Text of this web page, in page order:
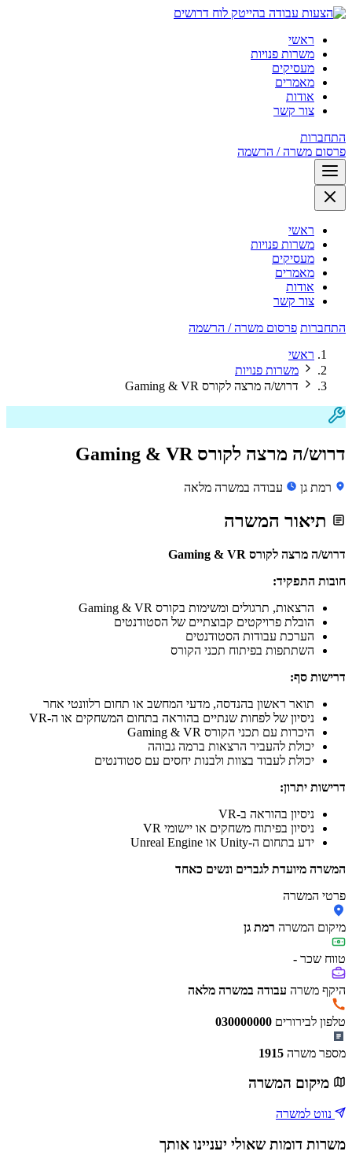
לוח דרושים
ראשי
משרות פנויות
מעסיקים
מאמרים
אודות
צור קשר
התחברות
פרסום משרה / הרשמה
ראשי
משרות פנויות
מעסיקים
מאמרים
אודות
צור קשר
התחברות פרסום משרה / הרשמה
ראשי
משרות פנויות
דרוש/ה מרצה לקורס Gaming & VR
דרוש/ה מרצה לקורס Gaming & VR
רמת גן עבודה במשרה מלאה
תיאור המשרה
דרוש/ה מרצה לקורס Gaming & VR
חובות התפקיד:
הרצאות, תרגולים ומשימות בקורס Gaming & VR
הובלת פרויקטים קבוצתיים של הסטודנטים
הערכת עבודות הסטודנטים
השתתפות בפיתוח תכני הקורס
דרישות סף:
תואר ראשון בהנדסה, מדעי המחשב או תחום רלוונטי אחר
ניסיון של לפחות שנתיים בהוראה בתחום המשחקים או ה-VR
היכרות עם תכני הקורס Gaming & VR
יכולת להעביר הרצאות ברמה גבוהה
יכולת לעבוד בצוות ולבנות יחסים עם סטודנטים
דרישות יתרון:
ניסיון בהוראה ב-VR
ניסיון בפיתוח משחקים או יישומי VR
ידע בתחום ה-Unity או Unreal Engine
המשרה מיועדת לגברים ונשים כאחד
פרטי המשרה
מיקום המשרה רמת גן
טווח שכר -
היקף משרה עבודה במשרה מלאה
טלפון לבירורים 030000000
מספר משרה 1915
מיקום המשרה
נווט למשרה
משרות דומות שאולי יעניינו אותך